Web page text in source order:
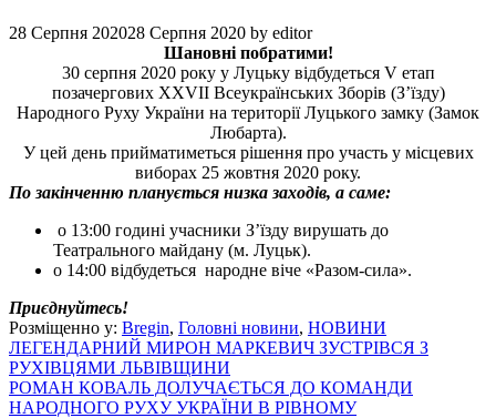
28 Серпня 202028 Серпня 2020 by editor
Шановні побратими!
30 серпня 2020 року у Луцьку відбудеться V етап
позачергових XXVII Всеукраїнських Зборів (З’їзду)
Народного Руху України на території Луцького замку (Замок
Любарта).
У цей день прийматиметься рішення про участь у місцевих
виборах 25 жовтня 2020 року.
По закінченню планується низка заходів, а саме:
о 13:00 годині учасники З’їзду вирушать до
Театрального майдану (м. Луцьк).
о 14:00 відбудеться народне віче «Разом-сила».
Приєднуйтесь!
Розміщенно у: Bregin, Головні новини, НОВИНИ
ЛЕГЕНДАРНИЙ МИРОН МАРКЕВИЧ ЗУСТРІВСЯ З
РУХІВЦЯМИ ЛЬВІВЩИНИ
РОМАН КОВАЛЬ ДОЛУЧАЄТЬСЯ ДО КОМАНДИ
НАРОДНОГО РУХУ УКРАЇНИ В РІВНОМУ